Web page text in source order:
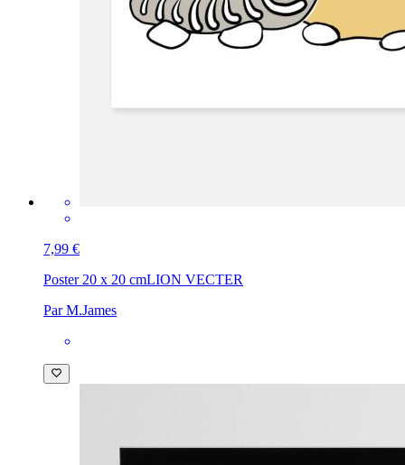
7,99 €
Poster 20 x 20 cmLION VECTER
Par M.James